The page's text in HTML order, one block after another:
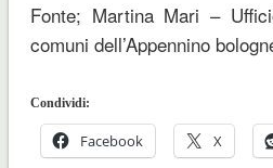
Fonte; Martina Mari –
comuni dell’Appennino
Condividi:
Facebook X